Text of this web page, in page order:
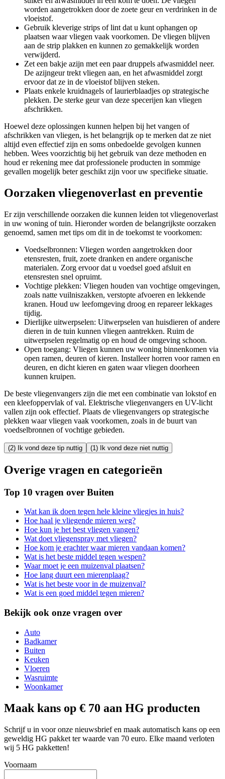
worden aangetrokken door de zoete geur en verdrinken in de
vloeistof.
Gebruik kleverige strips of lint dat u kunt ophangen op
plaatsen waar vliegen vaak voorkomen. De vliegen blijven
aan de strip plakken en kunnen zo gemakkelijk worden
verwijderd.
Zet een bakje azijn met een paar druppels afwasmiddel neer.
De azijngeur trekt vliegen aan, en het afwasmiddel zorgt
ervoor dat ze in de vloeistof blijven steken.
Plaats enkele kruidnagels of laurierblaadjes op strategische
plekken. De sterke geur van deze specerijen kan vliegen
afschrikken.
Hoewel deze oplossingen kunnen helpen bij het vangen of
afschrikken van vliegen, is het belangrijk op te merken dat ze niet
altijd even effectief zijn en soms onbedoelde gevolgen kunnen
hebben. Wees voorzichtig bij het gebruik van deze methoden en
houd er rekening mee dat professionele producten in sommige
gevallen mogelijk beter geschikt zijn voor uw specifieke situatie.
Oorzaken vliegenoverlast en preventie
Er zijn verschillende oorzaken die kunnen leiden tot vliegenoverlast
in uw woning of tuin. Hieronder worden de belangrijkste oorzaken
genoemd, samen met tips om dit in de toekomst te voorkomen:
Voedselbronnen: Vliegen worden aangetrokken door
etensresten, fruit, zoete dranken en andere organische
materialen. Zorg ervoor dat u voedsel goed afsluit en
etensresten snel opruimt.
Vochtige plekken: Vliegen houden van vochtige omgevingen,
zoals natte vuilniszakken, verstopte afvoeren en lekkende
kranen. Houd uw leefomgeving droog en repareer lekkages
tijdig.
Dierlijke uitwerpselen: Uitwerpselen van huisdieren of andere
dieren in de tuin kunnen vliegen aantrekken. Ruim de
uitwerpselen regelmatig op en houd de omgeving schoon.
Open toegang: Vliegen kunnen uw woning binnenkomen via
open ramen, deuren of kieren. Installeer horren voor ramen en
deuren, en dicht kieren en gaten waar vliegen doorheen
kunnen kruipen.
De beste vliegenvangers zijn die met een combinatie van lokstof en
een kleefoppervlak of val. Elektrische vliegenvangers en UV-licht
vallen zijn ook effectief. Plaats de vliegenvangers op strategische
plekken waar vliegen vaak voorkomen, zoals in de buurt van
voedselbronnen of vochtige gebieden.
(2) Ik vond deze tip nuttig (1) Ik vond deze niet nuttig
Overige vragen en categorieën
Top 10 vragen over Buiten
Wat kan ik doen tegen hele kleine vliegjes in huis?
Hoe haal je vliegende mieren weg?
Hoe kun je het best vliegen vangen?
Wat doet vliegenspray met vliegen?
Hoe kom je erachter waar mieren vandaan komen?
Wat is het beste middel tegen wespen?
Waar moet je een muizenval plaatsen?
Hoe lang duurt een mierenplaag?
Wat is het beste voor in de muizenval?
Wat is een goed middel tegen mieren?
Bekijk ook onze vragen over
Auto
Badkamer
Buiten
Keuken
Vloeren
Wasruimte
Woonkamer
Maak kans op € 70 aan HG producten
Schrijf u in voor onze nieuwsbrief en maak automatisch kans op een
geweldig HG pakket ter waarde van 70 euro. Elke maand verloten
wij 5 HG pakketten!
Voornaam